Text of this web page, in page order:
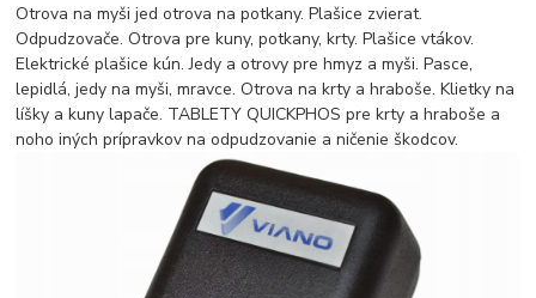
Otrova na myši jed otrova na potkany. Plašice zvierat.
Odpudzovače. Otrova pre kuny, potkany, krty. Plašice vtákov.
Elektrické plašice kún. Jedy a otrovy pre hmyz a myši. Pasce,
lepidlá, jedy na myši, mravce. Otrova na krty a hraboše. Klietky na
líšky a kuny lapače. TABLETY QUICKPHOS pre krty a hraboše a
noho iných prípravkov na odpudzovanie a ničenie škodcov.